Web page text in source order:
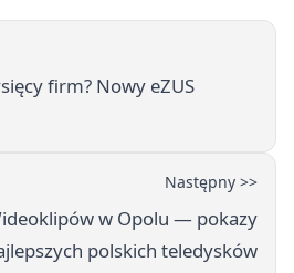
firm? Nowy eZUS
Następny >>
w Opolu — pokazy
polskich teledysków